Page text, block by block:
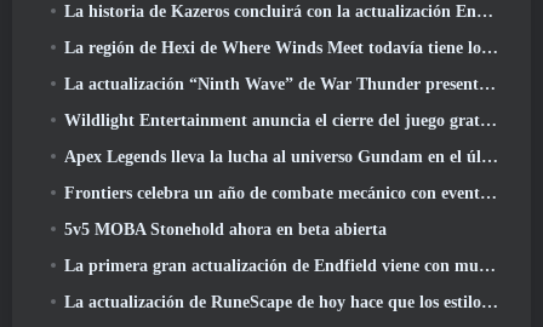
La historia de Kazeros concluirá con la actualización Ends Of The Abyss de Lost Ark
La región de Hexi de Where Winds Meet todavía tiene lo que los jugadores aman y al mismo tiempo es una experiencia única
La actualización “Ninth Wave” de War Thunder presenta aviones de rango IX
Wildlight Entertainment anuncia el cierre del juego gratuito Hero Shooter Highguard
Apex Legends lleva la lucha al universo Gundam en el último evento cruzado
Frontiers celebra un año de combate mecánico con eventos de aniversario
5v5 MOBA Stonehold ahora en beta abierta
La primera gran actualización de Endfield viene con muchas optimizaciones
La actualización de RuneScape de hoy hace que los estilos de combate originales del MMORPG sean más fáciles de aprender